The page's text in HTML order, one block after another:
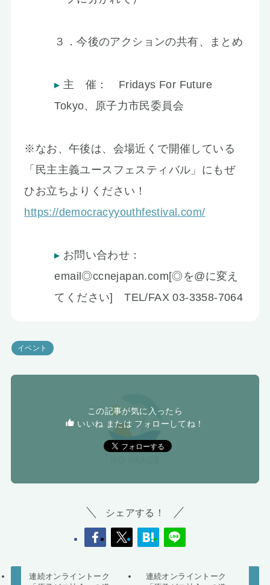
３．今後のアクションの共有、まとめ
主 催： Fridays For Future
Tokyo、原子力市民委員会
※なお、午後は、会場近くで開催している
「民主主義ユースフェスティバル」にもぜ
ひお立ちよりください！
https://democracyyouthfestival.com/
お問い合わせ：
email◎ccnejapan.com[◎を@に変え
てください] TEL/FAX 03-3358-7064
イベント
この記事が気に入ったら
いいね または フォローしてね！
シェアする！
連続オンライントーク
連続オンライントーク